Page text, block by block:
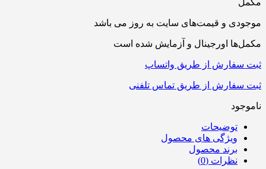
موجودی و قیمت‌های سایت به روز می باشد
مکمل‌ها اورجینال و آزمایش شده است
ثبت سفارش از طریق واتساپ
ثبت سفارش از طریق تماس تلفنی
ناموجود
توضیحات
ویژگی های محصول
برند محصول
نظرات (0)